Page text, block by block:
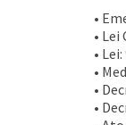
•
•
• Lei:
•
•
•